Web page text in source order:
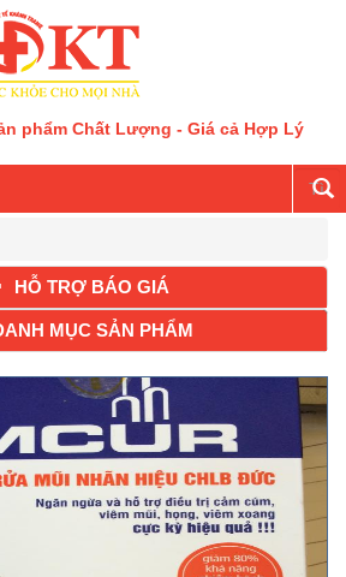
phẩm Chất Lượng - Giá cả Hợp Lý
HỖ TRỢ BÁO GIÁ
MỤC SẢN PHẨM